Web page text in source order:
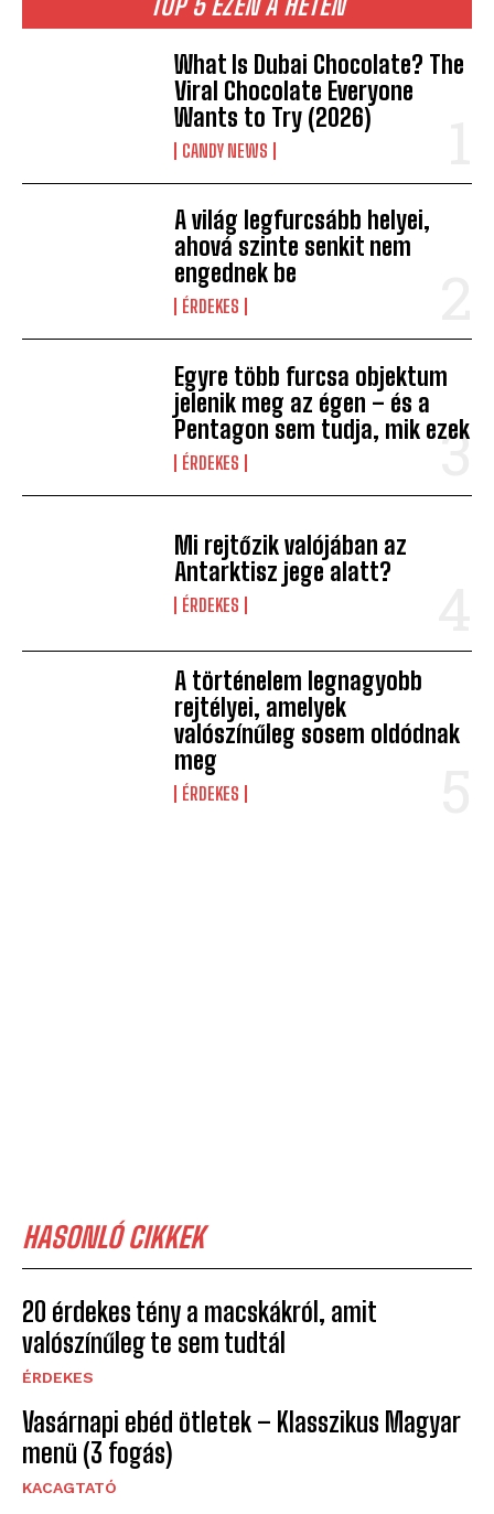
What Is Dubai Chocolate? The
Viral Chocolate Everyone
Wants to Try (2026)
CANDY NEWS
A világ legfurcsább helyei,
ahová szinte senkit nem
engednek be
ÉRDEKES
Egyre több furcsa objektum
jelenik meg az égen – és a
Pentagon sem tudja, mik ezek
ÉRDEKES
Mi rejtőzik valójában az
Antarktisz jege alatt?
ÉRDEKES
A történelem legnagyobb
rejtélyei, amelyek
valószínűleg sosem oldódnak
meg
ÉRDEKES
HASONLÓ CIKKEK
20 érdekes tény a macskákról, amit
valószínűleg te sem tudtál
ÉRDEKES
Vasárnapi ebéd ötletek – Klasszikus Magyar
menü (3 fogás)
KACAGTATÓ